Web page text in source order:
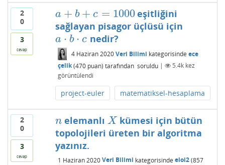
2
0
3
cevap
a + b + c = 1000
a+b+c =1000
eşitliğini
sağlayan pisagor üçlüsü için
a ⋅ b ⋅ c
a⋅ b ⋅c nedir?
4 Haziran 2020 Veri Bilimi kategorisinde ece
çelik (470puan) tarafından soruldu | 5.4kkez
görüntülendi
project-euler matematiksel-hesaplama
2
0
3
cevap
n
nelemanlı X
X kümesi için bütün
topolojileri üreten bir algoritma
yazınız.
1 Haziran 2020 Veri Bilimi kategorisinde eloi2 (857